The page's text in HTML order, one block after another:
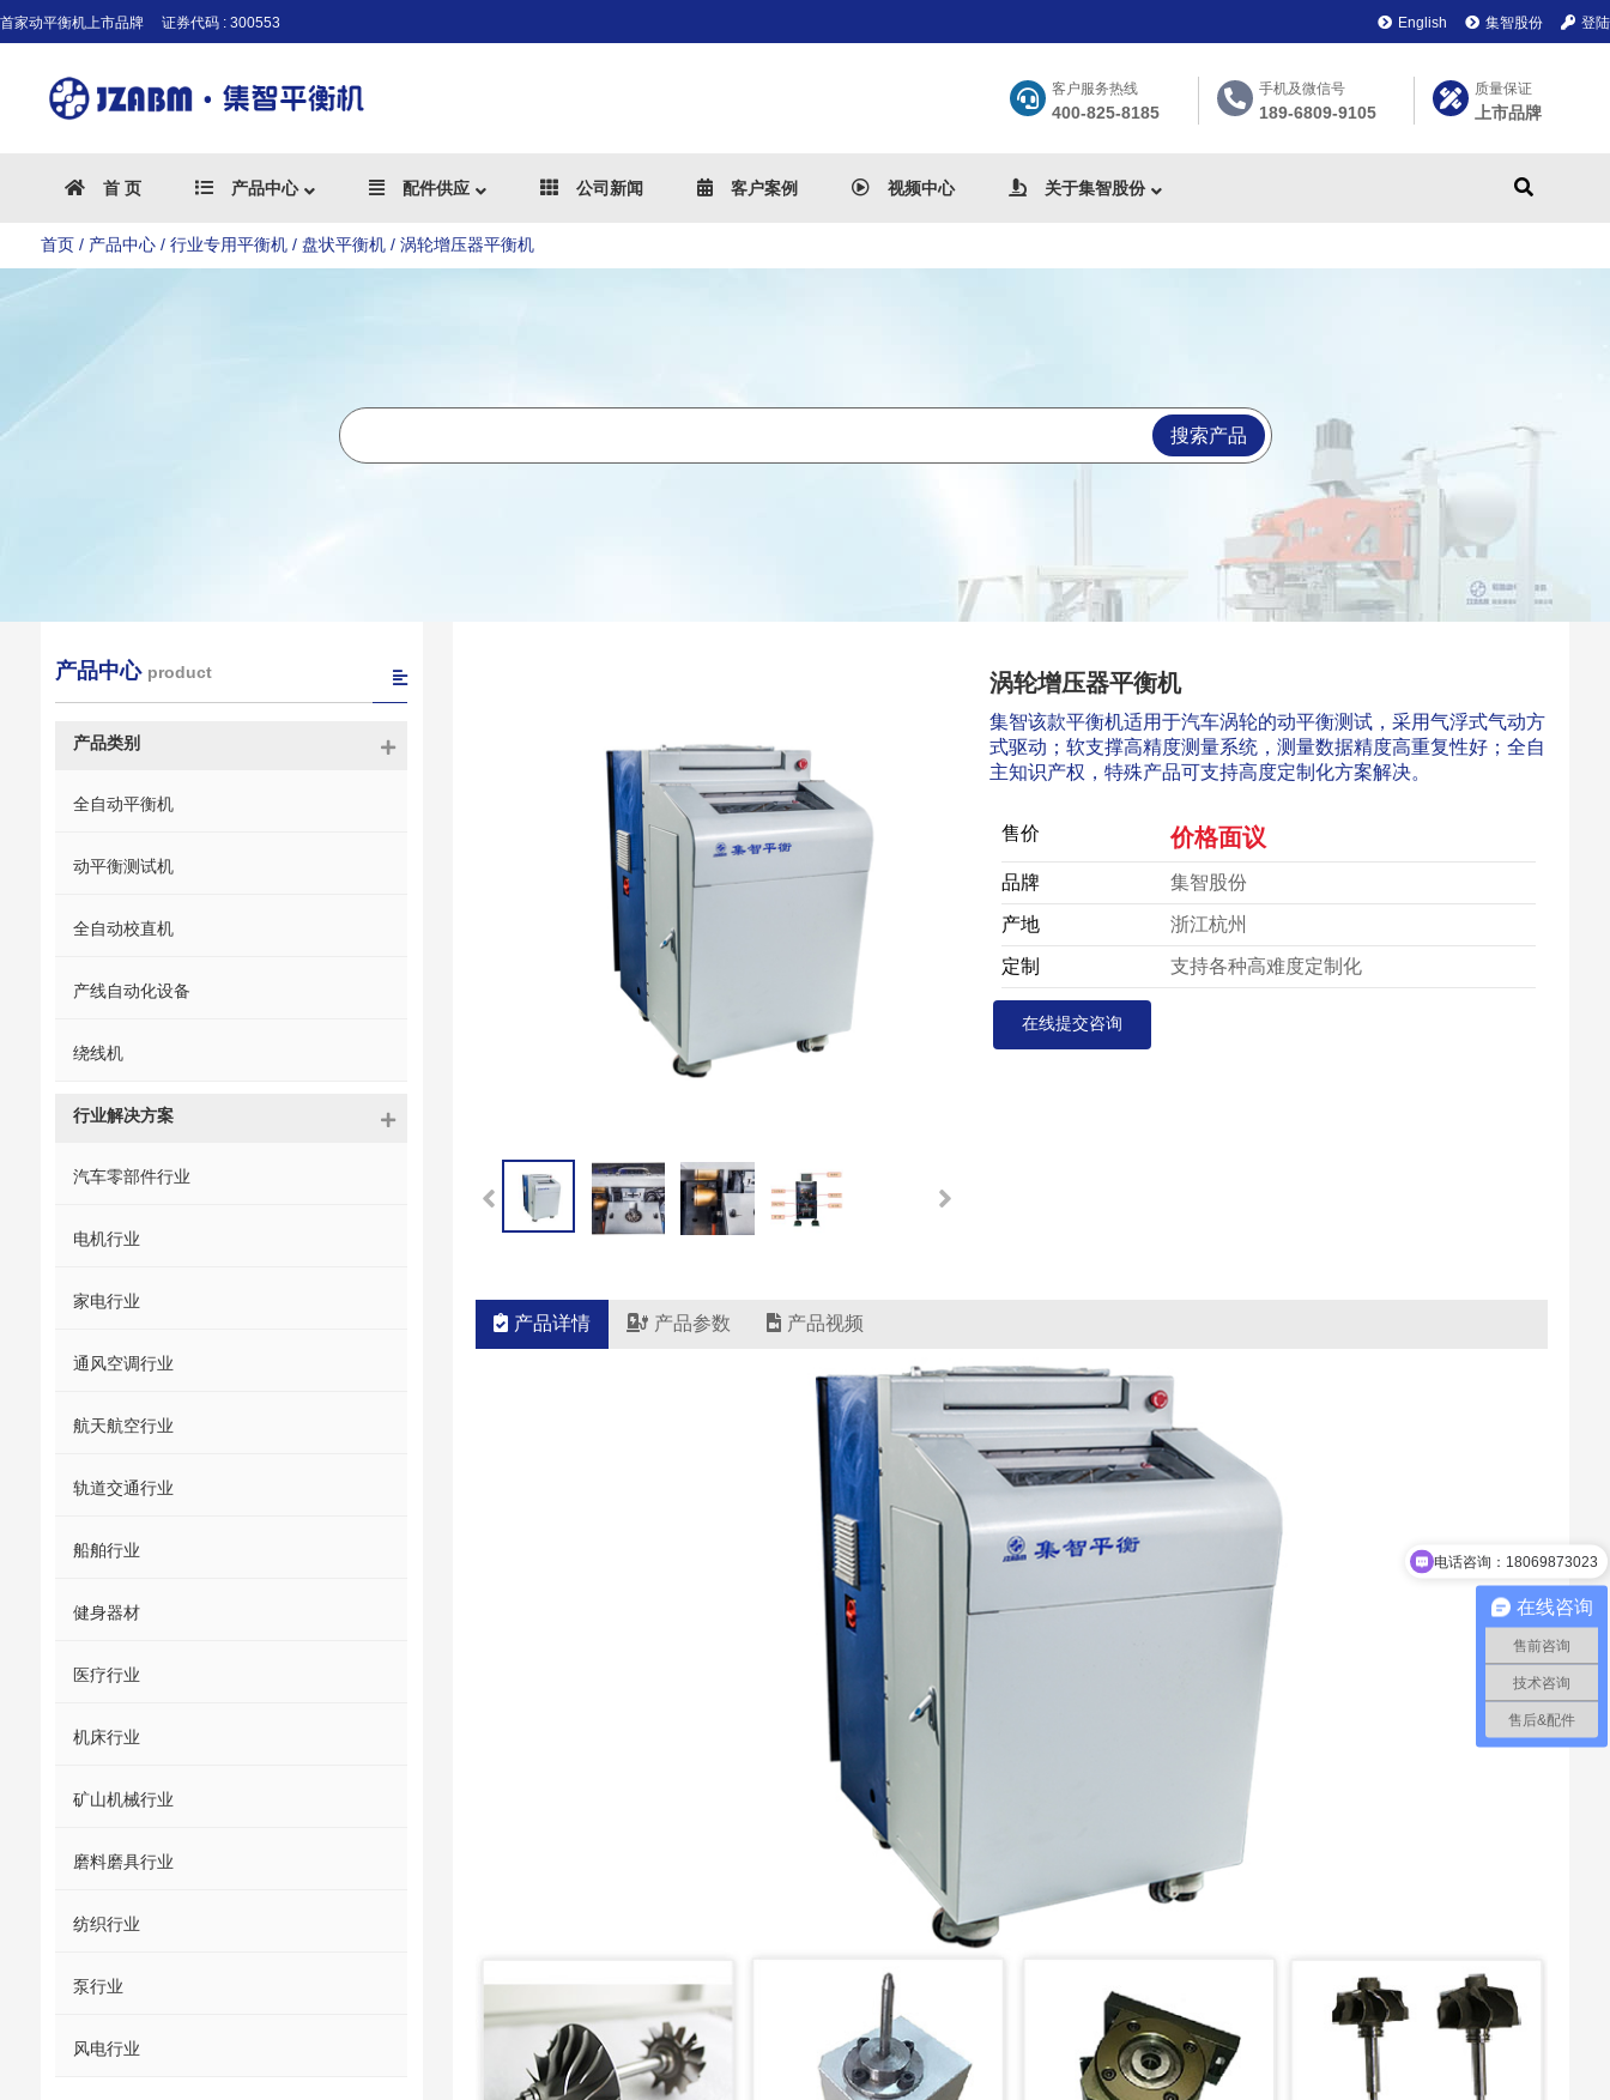
首家动平衡机上市品牌 证券代码 : 300553 English 集智股份 登陆
客户服务热线
400-825-8185
手机及微信号
189-6809-9105
质量保证
上市品牌
首 页 产品中心 配件供应 公司新闻 客户案例 视频中心 关于集智股份
首页/ 产品中心/ 行业专用平衡机/ 盘状平衡机/ 涡轮增压器平衡机
搜索产品
涡轮增压器平衡机
集智该款平衡机适用于汽车涡轮的动平衡测试，采用气浮式气动方
式驱动；软支撑高精度测量系统，测量数据精度高重复性好；全自
主知识产权，特殊产品可支持高度定制化方案解决。
售价 价格面议
品牌 集智股份
产地 浙江杭州
定制 支持各种高难度定制化
在线提交咨询
产品详情 产品参数 产品视频
主
平
产品中心 product
产品类别
全自动平衡机
动平衡测试机
全自动校直机
产线自动化设备
绕线机
行业解决方案
汽车零部件行业
电机行业
家电行业
通风空调行业
航天航空行业
轨道交通行业
船舶行业
健身器材
医疗行业
机床行业
矿山机械行业
磨料磨具行业
纺织行业
泵行业
风电行业
在线咨询
售前咨询
技术咨询
售后&配件
电话咨询：18069873023